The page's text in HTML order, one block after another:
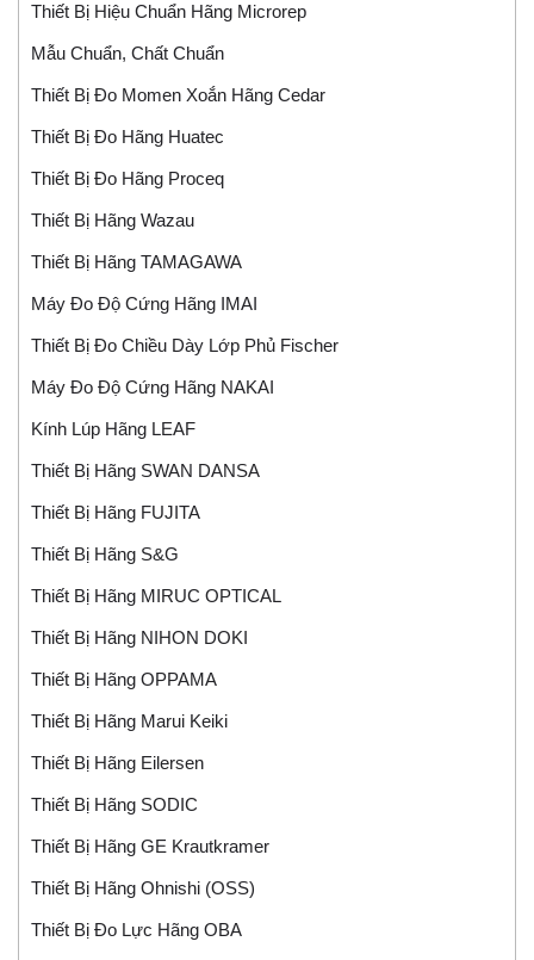
Thiết Bị Hiệu Chuẩn Hãng Microrep
Mẫu Chuẩn, Chất Chuẩn
Thiết Bị Đo Momen Xoắn Hãng Cedar
Thiết Bị Đo Hãng Huatec
Thiết Bị Đo Hãng Proceq
Thiết Bị Hãng Wazau
Thiết Bị Hãng TAMAGAWA
Máy Đo Độ Cứng Hãng IMAI
Thiết Bị Đo Chiều Dày Lớp Phủ Fischer
Máy Đo Độ Cứng Hãng NAKAI
Kính Lúp Hãng LEAF
Thiết Bị Hãng SWAN DANSA
Thiết Bị Hãng FUJITA
Thiết Bị Hãng S&G
Thiết Bị Hãng MIRUC OPTICAL
Thiết Bị Hãng NIHON DOKI
Thiết Bị Hãng OPPAMA
Thiết Bị Hãng Marui Keiki
Thiết Bị Hãng Eilersen
Thiết Bị Hãng SODIC
Thiết Bị Hãng GE Krautkramer
Thiết Bị Hãng Ohnishi (OSS)
Thiết Bị Đo Lực Hãng OBA